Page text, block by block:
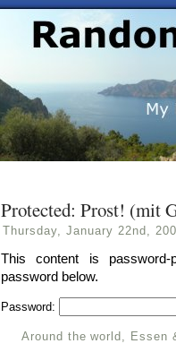
Protected: Prost! (mit
Thursday, January 22nd,
This content is
password below.
Password:
Around the world , Essen